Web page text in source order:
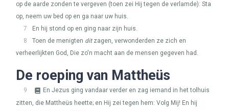
op de aarde zonden te vergeven (toen zei Hij tegen de verlamde): Sta
op, neem uw bed op en ga naar uw huis.
7
En hij stond op en ging naar zijn huis.
8
Toen de menigten ditzagen, verwonderden ze zich en
verheerlijkten God, Die zo'n macht aan de mensen gegeven had.
De roeping van Mattheüs
9
En Jezus ging vandaar verder en zag iemand in het tolhuis
zitten, die Mattheüs heette; en Hij zei tegen hem: Volg Mij! En hij